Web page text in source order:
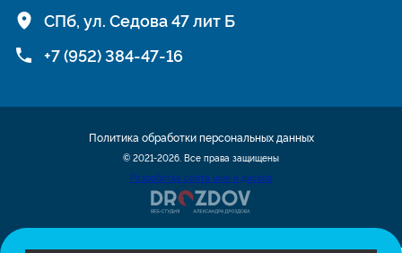
СПб, ул. Седова 47 лит Б
+7 (952) 384-47-16
© 2021-2026. Все права защищены
Разработка сайта шин и дисков
Политика обработки персональных данных